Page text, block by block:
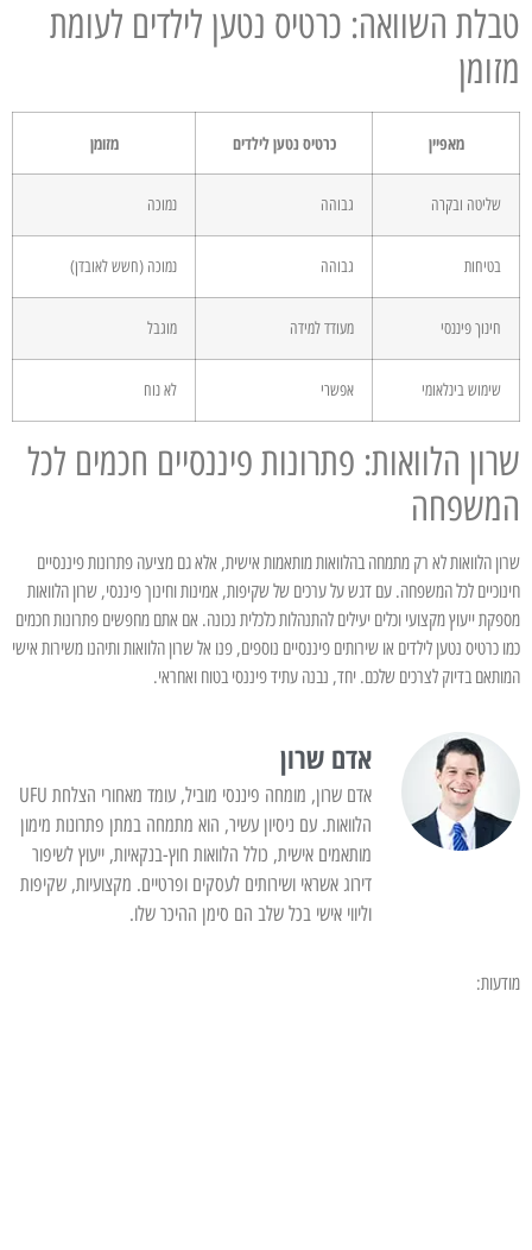
טבלת השוואה: כרטיס נטען לילדים לעומת
מזומן
מאפיין כרטיס נטען לילדים מזומן
שליטה ובקרה גבוהה נמוכה
בטיחות גבוהה נמוכה (חשש לאובדן)
חינוך פיננסי מעודד למידה מוגבל
שימוש בינלאומי אפשרי לא נוח
שרון הלוואות: פתרונות פיננסיים חכמים לכל
המשפחה
שרון הלוואות לא רק מתמחה בהלוואות מותאמות אישית, אלא גם מציעה פתרונות פיננסיים
חינוכיים לכל המשפחה. עם דגש על ערכים של שקיפות, אמינות וחינוך פיננסי, שרון הלוואות
מספקת ייעוץ מקצועי וכלים יעילים להתנהלות כלכלית נכונה. אם אתם מחפשים פתרונות חכמים
כמו כרטיס נטען לילדים או שירותים פיננסיים נוספים, פנו אל שרון הלוואות ותיהנו משירות אישי
המותאם בדיוק לצרכים שלכם. יחד, נבנה עתיד פיננסי בטוח ואחראי.
אדם שרון
אדם שרון, מומחה פיננסי מוביל, עומד מאחורי הצלחת UFU
הלוואות. עם ניסיון עשיר, הוא מתמחה במתן פתרונות מימון
מותאמים אישית, כולל הלוואות חוץ-בנקאיות, ייעוץ לשיפור
דירוג אשראי ושירותים לעסקים ופרטיים. מקצועיות, שקיפות
וליווי אישי בכל שלב הם סימן ההיכר שלו.
מודעות: